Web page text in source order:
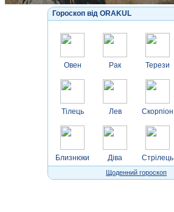
Гороскоп від ORAKUL
Овен
Тілець
Близнюки
Рак
Лев
Діва
Терези
Скорпіон
Стрілець
Щоденний гороскоп